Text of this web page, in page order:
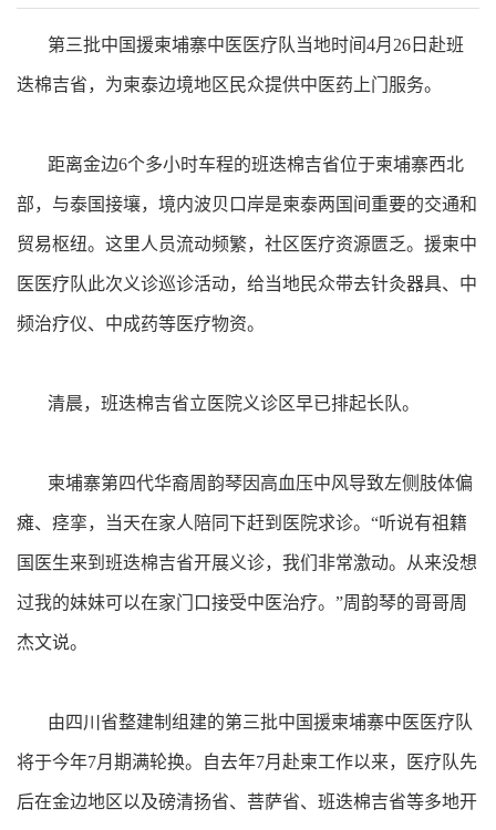
第三批中国援柬埔寨中医医疗队当地时间4月26日赴班
迭棉吉省，为柬泰边境地区民众提供中医药上门服务。
距离金边6个多小时车程的班迭棉吉省位于柬埔寨西北
部，与泰国接壤，境内波贝口岸是柬泰两国间重要的交通和
贸易枢纽。这里人员流动频繁，社区医疗资源匮乏。援柬中
医医疗队此次义诊巡诊活动，给当地民众带去针灸器具、中
频治疗仪、中成药等医疗物资。
清晨，班迭棉吉省立医院义诊区早已排起长队。
柬埔寨第四代华裔周韵琴因高血压中风导致左侧肢体偏
瘫、痉挛，当天在家人陪同下赶到医院求诊。“听说有祖籍
国医生来到班迭棉吉省开展义诊，我们非常激动。从来没想
过我的妹妹可以在家门口接受中医治疗。”周韵琴的哥哥周
杰文说。
由四川省整建制组建的第三批中国援柬埔寨中医医疗队
将于今年7月期满轮换。自去年7月赴柬工作以来，医疗队先
后在金边地区以及磅清扬省、菩萨省、班迭棉吉省等多地开